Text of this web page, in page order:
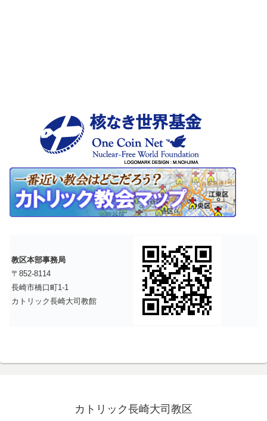
教区本部事務局
〒852-8114
長崎市橋口町1-1
カトリック長崎大司教館
カトリック長崎大司教区